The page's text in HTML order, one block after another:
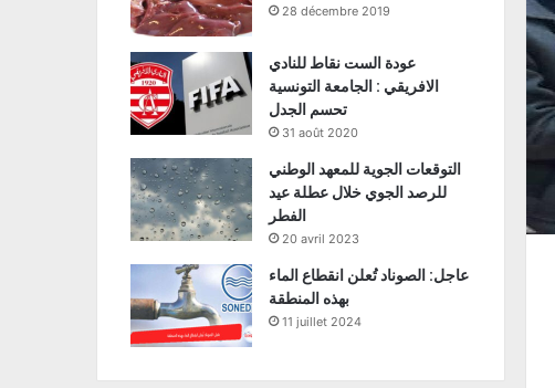
28 décembre 2019
عودة الست نقاط للنادي
الافريقي : الجامعة التونسية
تحسم الجدل
31 août 2020
التوقعات الجوية للمعهد الوطني
للرصد الجوي خلال عطلة عيد
الفطر
20 avril 2023
عاجل: الصوناد تُعلن انقطاع الماء
بهذه المنطقة
11 juillet 2024